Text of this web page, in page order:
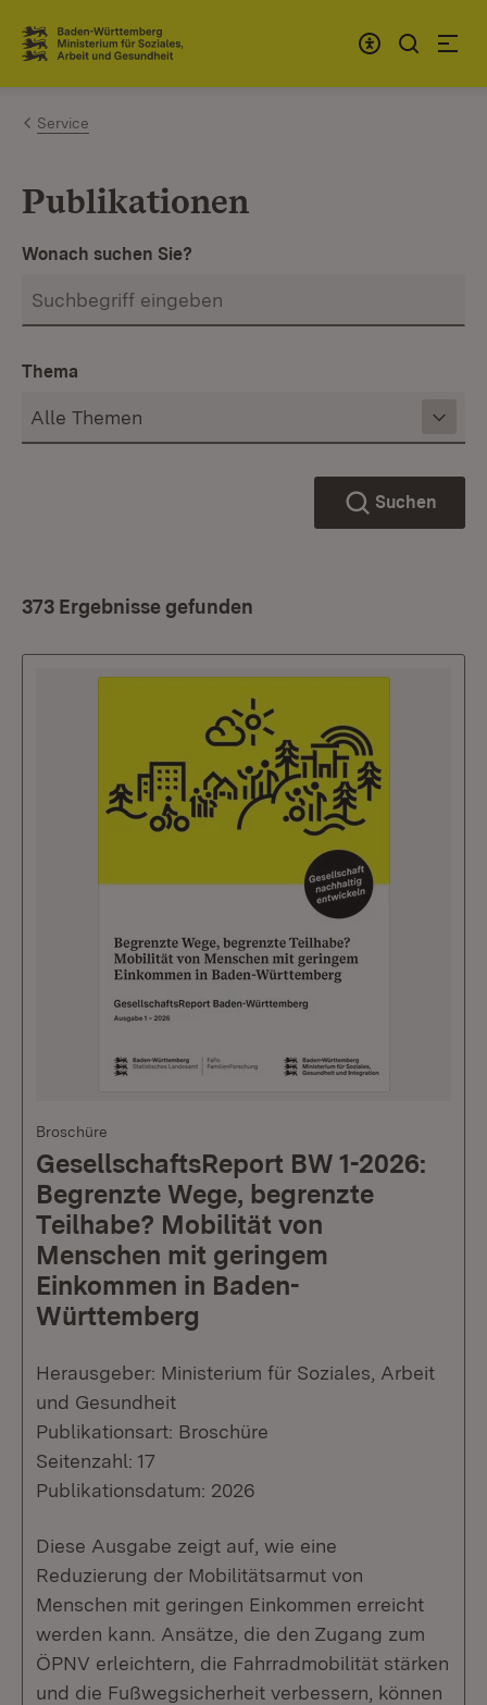
Zum Inhalt springen
Link zur Startseite
Service
Publikationen
Wonach suchen Sie?
Thema
Suchen
373 Ergebnisse gefunden
Broschüre
GesellschaftsReport BW 1-2026:
Begrenzte Wege, begrenzte
Teilhabe? Mobilität von
Menschen mit geringem
Einkommen in Baden-
Württemberg
Herausgeber: Ministerium für Soziales, Arbeit
und Gesundheit
Publikationsart: Broschüre
Seitenzahl: 17
Publikationsdatum: 2026
Diese Ausgabe zeigt auf, wie eine
Reduzierung der Mobilitätsarmut von
Menschen mit geringen Einkommen erreicht
werden kann. Ansätze, die den Zugang zum
ÖPNV erleichtern, die Fahrradmobilität stärken
und die Fußwegsicherheit verbessern, können